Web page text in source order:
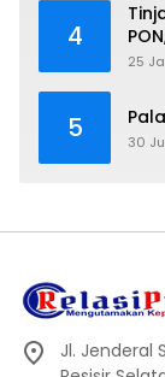
4
25
5 30
Jl. Jenderal